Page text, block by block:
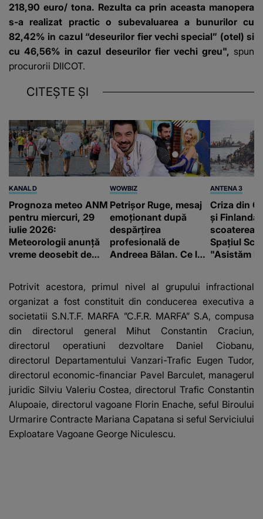
218,90 euro/ tona. Rezulta ca prin aceasta manopera
s-a realizat practic o subevaluarea a bunurilor cu
82,42% in cazul “deseurilor fier vechi special” (otel) si
cu 46,56% in cazul deseurilor fier vechi greu", spun
procurorii DIICOT.
CITEȘTE ȘI
KANAL D
Prognoza meteo ANM
pentru miercuri, 29
iulie 2026:
Meteorologii anunță
vreme deosebit de
WOWBIZ
Petrișor Ruge, mesaj
emoționant după
despărțirea
profesională de
Andreea Bălan. Ce le-
ANTENA 3
Criza din
și Finlanda
scoaterea
Spațiul
"Asistăm
Potrivit acestora, primul nivel al grupului infractional
organizat a fost constituit din conducerea executiva a
societatii S.N.T.F. MARFA ”C.F.R. MARFA” S.A, compusa
din directorul general Mihut Constantin Craciun,
directorul operatiuni dezvoltare Daniel Ciobanu,
directorul Departamentului Vanzari-Trafic Eugen Tudor,
directorul economic-financiar Pavel Barculet, managerul
juridic Silviu Valeriu Costea, directorul Trafic Constantin
Alupoaie, directorul vagoane Florin Enache, seful Biroului
Urmarire Contracte Mariana Capatana si seful Serviciului
Exploatare Vagoane George Niculescu.